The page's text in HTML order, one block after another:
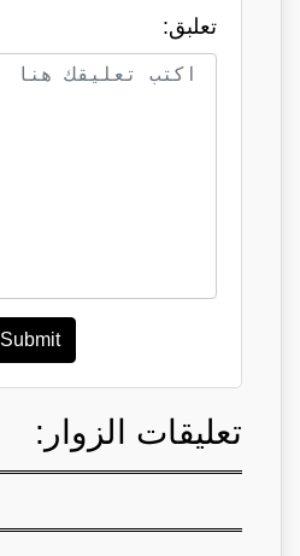
تعلبق:
Submit
تعليقات الزوار: